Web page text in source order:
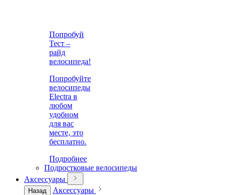
Попробуй
Тест –
райд
велосипеда!
Попробуйте
велосипеды
Electra в
любом
удобном
для вас
месте, это
бесплатно.
Подробнее
Подростковые велосипеды
Аксессуары
Назад Аксессуары